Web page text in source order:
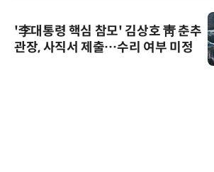
'李대통령 핵심 참모' 김상호 靑 춘추
관장, 사직서 제출…수리 여부 미정